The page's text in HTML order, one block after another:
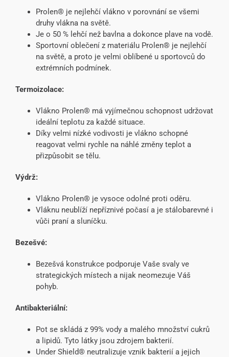
Prolen® je nejlehčí vlákno v porovnání se všemi
druhy vlákna na světě.
Je o 50 % lehčí než bavlna a dokonce plave na vodě.
Sportovní oblečení z materiálu Prolen® je nejlehčí
na světě, a proto je velmi oblíbené u sportovců do
extrémních podmínek.
Termoizolace:
Vlákno Prolen® má vyjímečnou schopnost udržovat
ideální teplotu za každé situace.
Díky velmi nízké vodivosti je vlákno schopné
reagovat velmi rychle na náhlé změny teplot a
přizpůsobit se tělu.
Výdrž:
Vlákno Prolen® je vysoce odolné proti oděru.
Vláknu neublíží nepříznivé počasí a je stálobarevné i
vůči praní a sluníčku.
Bezešvé:
Bezešvá konstrukce podporuje Vaše svaly ve
strategických místech a nijak neomezuje Váš
pohyb.
Antibakteriální:
Pot se skládá z 99% vody a malého množství cukrů
a lipidů. Tyto látky jsou zdrojem bakterií.
Under Shield® neutralizuje vznik bakterií a jejich